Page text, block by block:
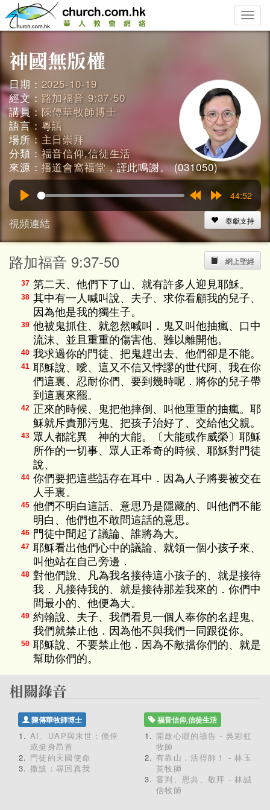
Toggle
日期： 2025-10-19
經文： 路加福音 9:37-50
講員：陳傳華牧師博士
語言：粵語
場所： 主日崇拜
分類：福音信仰,信徒生活
來源： 播道會窩福堂，謹此鳴謝。 (031050)
15s
44:52
視頻連結 奉獻支持
網上聖經
路加福音 9:37-50
37 第二天、他們下了山、就有許多人迎見耶穌。
38 其中有一人喊叫說、夫子、求你看顧我的兒子、
因為他是我的獨生子。
39 他被鬼抓住、就忽然喊叫．鬼又叫他抽瘋、口中
流沫、並且重重的傷害他、難以離開他。
40 我求過你的門徒、把鬼趕出去、他們卻是不能。
41 耶穌說、噯、這又不信又悖謬的世代阿、我在你
們這裏、忍耐你們、要到幾時呢．將你的兒子帶
到這裏來罷。
42 正來的時候、鬼把他摔倒、叫他重重的抽瘋。耶
穌就斥責那污鬼、把孩子治好了、交給他父親。
43 眾人都詫異 神的大能。〔大能或作威榮〕耶穌
所作的一切事、眾人正希奇的時候、耶穌對門徒
說、
44 你們要把這些話存在耳中．因為人子將要被交在
人手裏。
45 他們不明白這話、意思乃是隱藏的、叫他們不能
明白、他們也不敢問這話的意思。
46 門徒中間起了議論、誰將為大。
47 耶穌看出他們心中的議論、就領一個小孩子來、
叫他站在自己旁邊．
48 對他們說、凡為我名接待這小孩子的、就是接待
我．凡接待我的、就是接待那差我來的．你們中
間最小的、他便為大。
49 約翰說、夫子、我們看見一個人奉你的名趕鬼、
我們就禁止他．因為他不與我們一同跟從你。
50 耶穌說、不要禁止他．因為不敵擋你們的、就是
幫助你們的。
陳傳華牧師博士
AI、UAP與末世：僥倖
或挺身昂首
門徒的天國使命
撒該：尋回真我
福音信仰,信徒生活
開啟心眼的禱告 - 吳彩虹
牧師
有靠山，活得帥！ - 林玉
英牧師
審判、恩典、敬拜 - 林誠
信牧師